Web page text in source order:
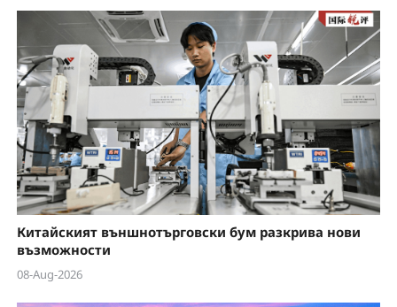
Китайският външнотърговски бум разкрива нови
възможности
08-Aug-2026